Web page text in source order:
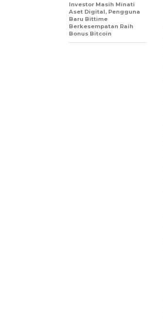
Investor Masih Minati
Aset Digital, Pengguna
Baru Bittime
Berkesempatan Raih
Bonus Bitcoin